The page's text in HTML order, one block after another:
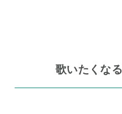
歌いたくな